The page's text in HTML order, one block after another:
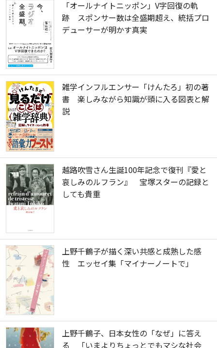
「オールナイトニッポン」V字回復の軌
跡 スポンサー数は全盛期超え、統括プロ
デューサーが明かす真実
雑学インフルエンサー「けんたろ」初の著
書 楽しみながら知識が頭に入る図表と解
説
越路吹雪さん生誕100年記念で復刊『愛と
哀しみのルフラン』 宝塚スターの記録と
しても貴重
上野千鶴子が描く深い共感と成熟した感
性 エッセイ集「マイナーノートで」
上野千鶴子、日本女性の「なぜ」に答え
る 「いまよりちょっとでもマシな社会